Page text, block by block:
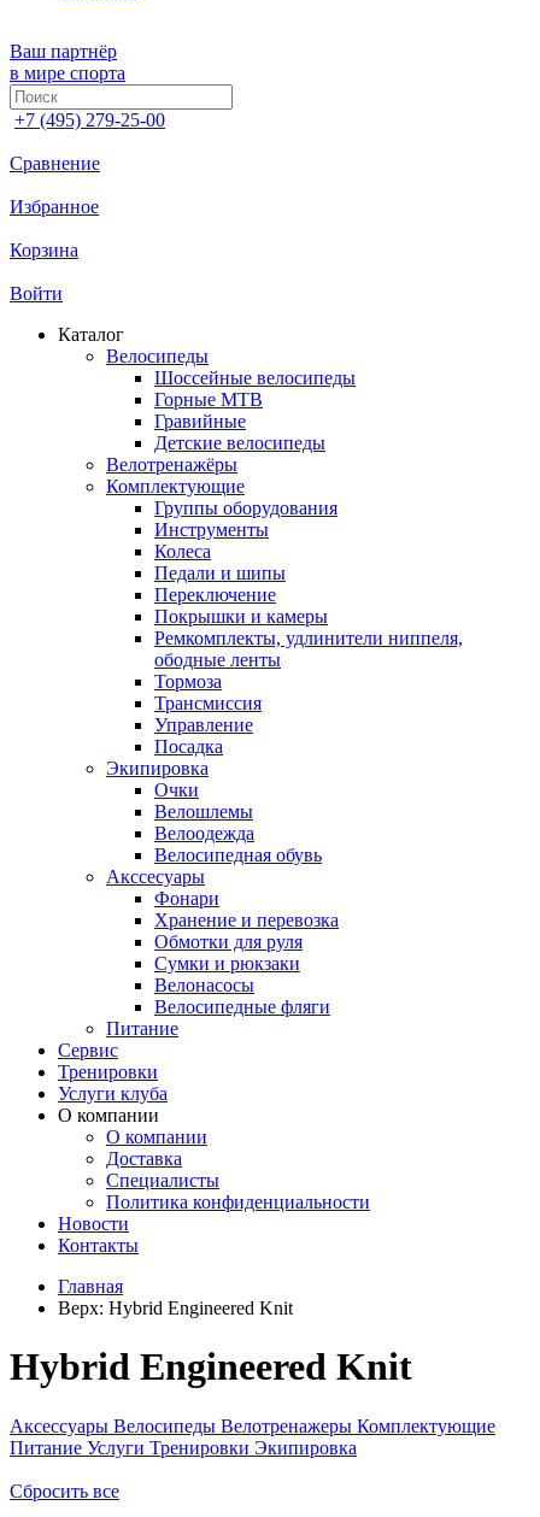
Ваш партнёр
в мире спорта
+7 (495) 279-25-00
Сравнение
Избранное
Корзина
Войти
Каталог
Велосипеды
Шоссейные велосипеды
Горные МTB
Гравийные
Детские велосипеды
Велотренажёры
Комплектующие
Группы оборудования
Инструменты
Колеса
Педали и шипы
Переключение
Покрышки и камеры
Ремкомплекты, удлинители ниппеля,
ободные ленты
Тормоза
Трансмиссия
Управление
Посадка
Экипировка
Очки
Велошлемы
Велоодежда
Велосипедная обувь
Акссесуары
Фонари
Хранение и перевозка
Обмотки для руля
Сумки и рюкзаки
Велонасосы
Велосипедные фляги
Питание
Сервис
Тренировки
Услуги клуба
О компании
О компании
Доставка
Специалисты
Политика конфиденциальности
Новости
Контакты
Главная
Верх: Hybrid Engineered Knit
Hybrid Engineered Knit
Аксессуары Велосипеды Велотренажеры Комплектующие
Питание Услуги Тренировки Экипировка
Сбросить все